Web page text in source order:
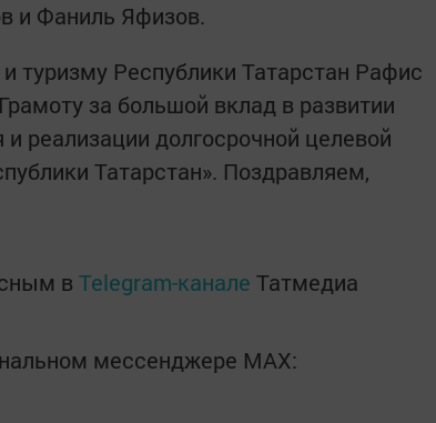
и Фаниль Яфизов.
туризму Республики Татарстан Рафис
за большой вклад в развитии
реализации долгосрочной целевой
Татарстан». Поздравляем,
в Telegram-канале Татмедиа
мессенджере MАХ: